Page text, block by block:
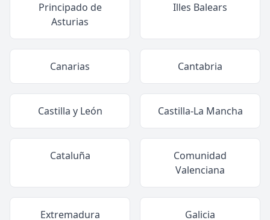
Principado de
Asturias
Illes Balears
Canarias Cantabria
Castilla y León Castilla-La Mancha
Cataluña
Comunidad
Valenciana
Extremadura Galicia